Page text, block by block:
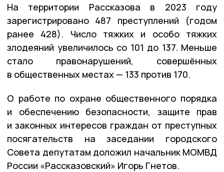
На территории Рассказова в 2023 году
зарегистрировано 487 преступлений (годом
ранее 428). Число тяжких и особо тяжких
злодеяний увеличилось со 101 до 137. Меньше
стало правонарушений, совершённых
в общественных местах — 133 против 170.
О работе по охране общественного порядка
и обеспечению безопасности, защите прав
и законных интересов граждан от преступных
посягательств на заседании городского
Совета депутатам доложил начальник МОМВД
России «Рассказовский» Игорь Гнетов.